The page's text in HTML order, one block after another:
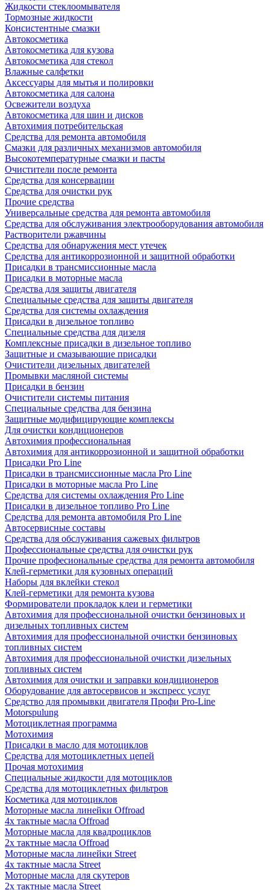
Жидкости стеклоомывателя
Тормозные жидкости
Консистентные смазки
Автокосметика
Автокосметика для кузова
Автокосметика для стекол
Влажные салфетки
Аксессуары для мытья и полировки
Автокосметика для салона
Освежители воздуха
Автокосметика для шин и дисков
Автохимия потребительская
Средства для ремонта автомобиля
Смазки для различных механизмов автомобиля
Высокотемпературные смазки и пасты
Очистители после ремонта
Средства для консервации
Средства для очистки рук
Прочие средства
Универсальные средства для ремонта автомобиля
Средства для обслуживания электрооборудования автомобиля
Растворители ржавчины
Средства для обнаружения мест утечек
Средства для антикоррозионной и защитной обработки
Присадки в трансмиссионные масла
Присадки в моторные масла
Средства для защиты двигателя
Специальныe средства для защиты двигателя
Средства для системы охлаждения
Присадки в дизельное топливо
Спeциальные средства для дизеля
Комплексные присадки в дизельное топливо
Защитные и смазывающие присадки
Очистители дизельных двигателей
Промывки масляной системы
Присадки в бензин
Очистители системы питания
Специальные срeдства для бензина
Защитные модифицирующие комплексы
Для очистки кондиционеров
Автохимия профессиональная
Автохимия для антикоррозионной и защитной обработки
Присадки Pro Line
Присадки в трансмиссионные масла Pro Line
Присадки в моторные масла Pro Line
Средства для системы охлаждения Pro Line
Присадки в дизельное топливо Pro Line
Средства для ремонта автомобиля Pro Line
Автосервисные составы
Средства для обслуживания сажевых фильтров
Профессиональные средства для очистки рук
Прочие професиональные средства для ремонта автомобиля
Клей-герметики для кузовных операций
Наборы для вклейки стекол
Клей-герметики для ремонта кузова
Формирователи прокладок клеи и герметики
Автохимия для профессиональной очистки бензиновых и
дизельных топливных систем
Автохимия для профессиональной очистки бензиновых
топливных систем
Автохимия для профессиональной очистки дизельных
топливных систем
Автохимия для очистки и заправки кондиционеров
Оборудование для автосервисов и экспресс услуг
Средство для промывки двигателя Профи Pro-Line
Motorspulung
Мотоциклетная программа
Мотохимия
Присадки в масло для мотоциклов
Средства для мотоциклетных цепей
Прочая мотохимия
Специальные жидкости для мотоциклов
Средства для мотоциклетных фильтров
Косметика для мотоциклов
Моторные масла линейки Offroad
4х тактные масла Offroad
Моторные масла для квадроциклов
2х тактные масла Offroad
Моторные масла линейки Street
4х тактные масла Street
Моторные масла для скутеров
2х тактные масла Street